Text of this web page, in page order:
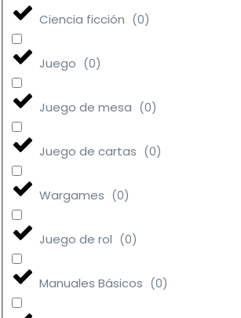
Ciencia ficción (0)
Juego (0)
Juego de mesa (0)
Juego de cartas (0)
Wargames (0)
Juego de rol (0)
Manuales Básicos (0)